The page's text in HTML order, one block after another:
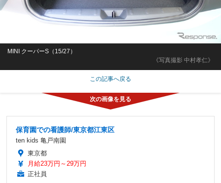
《写真撮影 中村孝仁》
MINI クーパーS（15/27）
この記事へ戻る
保育園での看護師/東京都江東区
ten kids 亀戸南園
東京都
月給23万円～29万円
正社員